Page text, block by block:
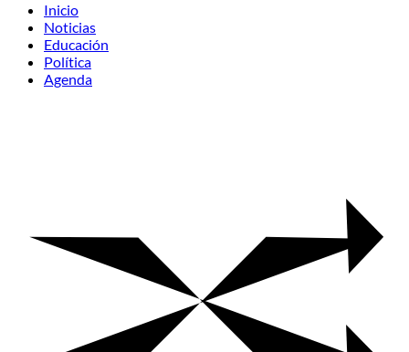
Inicio
Noticias
Educación
Política
Agenda